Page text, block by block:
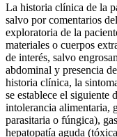
La historia clínica de la
salvo por comentarios
exploratoria de la
materiales o cuerpos
de interés, salvo
abdominal y presencia
historia clínica, la
se establece el
intolerancia alimentaria,
parasitaria o fúngica),
hepatopatía aguda